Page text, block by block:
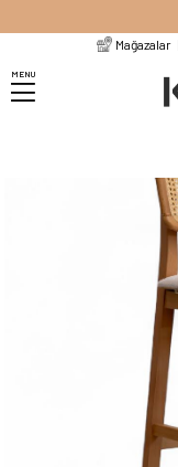
MENU
Mağazalar